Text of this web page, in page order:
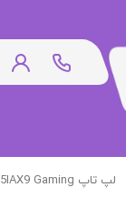
لپ تاپ Lenovo LOQ 15IAX9 Gaming